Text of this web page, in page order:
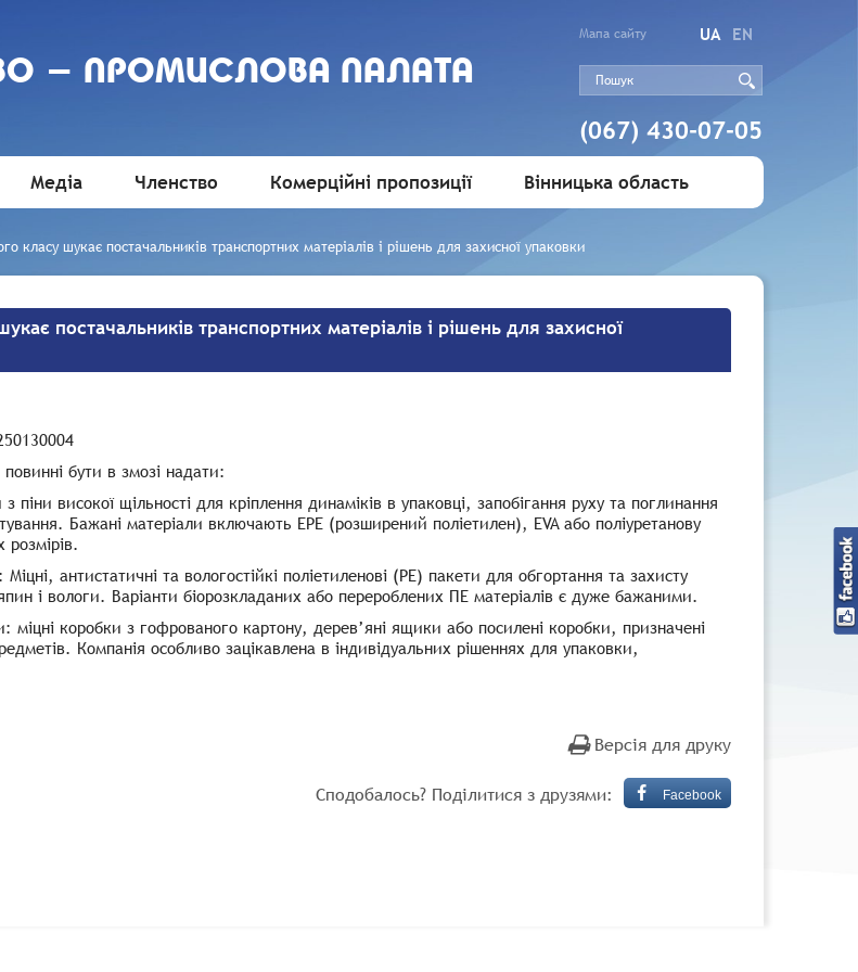
- ПРОМИСЛОВА ПАЛАТА
Мапа сайту UA EN
(067) 430-07-05
Медіа Членство Комерційні пропозиції Вінницька область
класу шукає постачальників транспортних матеріалів і рішень для захисної упаковки
постачальників транспортних матеріалів і рішень для захисної
бути в змозі надати:
піни високої щільності для кріплення динаміків в упаковці, запобігання руху та поглинання
Бажані матеріали включають EPE (розширений поліетилен), EVA або поліуретанову
розмірів.
антистатичні та вологостійкі поліетиленові (PE) пакети для обгортання та захисту
і вологи. Варіанти біорозкладаних або перероблених ПЕ матеріалів є дуже бажаними.
міцні коробки з гофрованого картону, дерев’яні ящики або посилені коробки, призначені
Компанія особливо зацікавлена ​​в індивідуальних рішеннях для упаковки,
Версія для друку
Сподобалось? Поділитися з друзями: Facebook